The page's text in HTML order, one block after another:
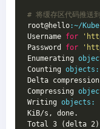
# 将缓存区代码推送
root@hello:~/
Username for
Password for
Enumerating
Counting objects:
Delta
Compressing
Writing objects:
KiB/s, done.
Total 3 (delta